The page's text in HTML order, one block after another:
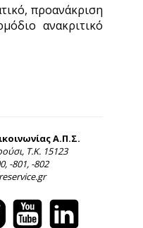
προανάκριση
ανακριτικό
Α.Π.Σ.
Τ.Κ. 15123
-801, -802